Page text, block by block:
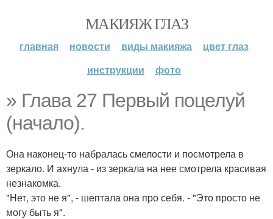
МАКИЯЖ ГЛАЗ
главная новости виды макияжа
цвет глаз
инструкции
фото
» Глава 27 Первый поцелуй
(начало).
Она наконец-то набралась смелости и посмотрела в
зеркало. И ахнула - из зеркала на нее смотрела красивая
незнакомка.
"Нет, это не я", - шептала она про себя. - "Это просто не
могу быть я".